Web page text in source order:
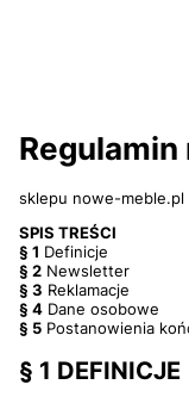
sklepu nowe-meble.pl
SPIS TREŚCI
§ 1 Definicje
§ 2 Newsletter
§ 3 Reklamacje
§ 4 Dane osobowe
§ 5 Postanowienia
§ 1 DEFINICJE